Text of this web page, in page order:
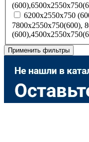
7800х2550х750(600),
Применить фильтры